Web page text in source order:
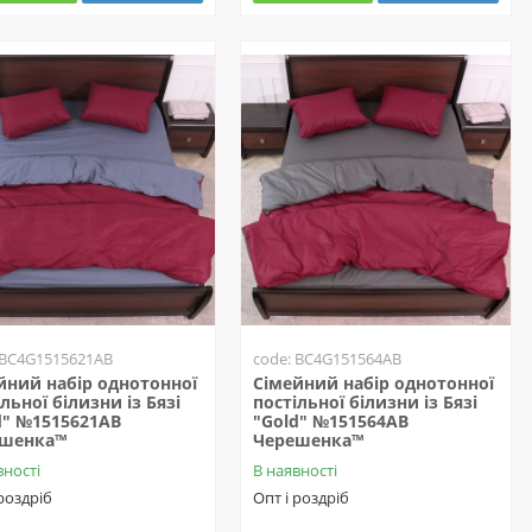
набір однотонної
білизни із Бязі
№1515621AB
code: BC4G151564AB
Сімейний набір однотонної
постільної білизни із Бязі
"Gold" №151564AB
Черешенка™
В наявності
Опт і роздріб